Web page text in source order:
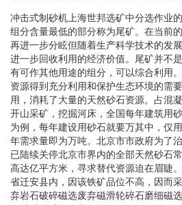
冲击式制砂机上海世邦选矿中分选作业
组分含量最低的部分称为尾矿。在当前
再进一步分眩但随着生产科学技术的发
进一步回收利用的经济价值。尾矿并不
有可作其他用途的组分，可以综合利用
资源得到充分利用和保护生态环境的需
用，消耗了大量的天然砂石资源。占混
开山采矿，挖掘河床，全国每年建筑用
为例，每年建设用砂石就要万其中，仅
年需求量即为万吨。北京市市政府为了
已陆续关停北京市界内的全部天然砂石
高达亿平方米，寻求替代资源迫在眉睫
省迁安县内，因该铁矿品位不高，因而
弃岩石破碎磁选废弃磁滑轮碎石磨细磁